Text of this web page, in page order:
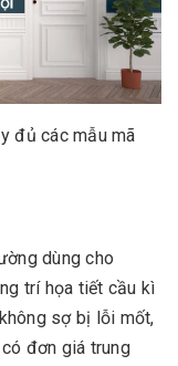
đủ các mẫu mã
dùng cho
trí họa tiết cầu kì
sợ bị lỗi mốt,
đơn giá trung